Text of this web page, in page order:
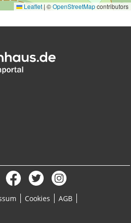
Leaflet| ©OpenStreetMapcontributors
Cookies
AGB
Daten aus
der